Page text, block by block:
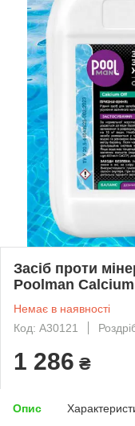
Засіб проти
Poolman
Немає в наявності
Код: А30121
1 286 ₴
Опис